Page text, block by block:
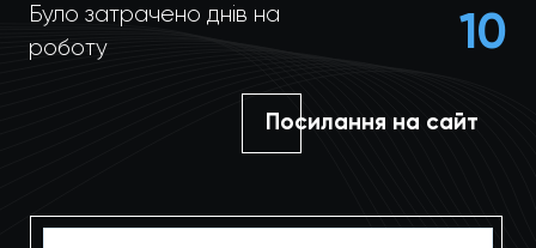
10
Було затрачено днів на
роботу
Посилання на сайт